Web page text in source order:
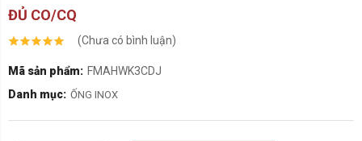
ĐỦ CO/CQ
(Chưa có bình luận)
Mã sản phẩm: FMAHWK3CDJ
Danh mục: ỐNG INOX